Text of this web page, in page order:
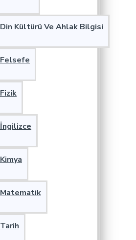
Din Kültürü Ve Ahlak Bilgisi
Felsefe
Fizik
İngilizce
Kimya
Matematik
Tarih